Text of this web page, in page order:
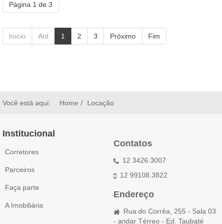
Página 1 de 3
Início Ant 1 2 3 Próximo Fim
Você está aqui: Home Locação
Institucional
Corretores
Parceiros
Faça parte
A Imobiliária
Contatos
12 3426.3007
12 99108.3822
Endereço
Rua do Corrêa, 255 - Sala 03
- andar Térreo - Ed. Taubaté